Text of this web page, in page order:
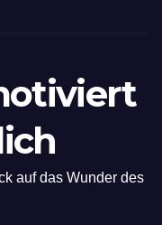
auf das Wunder des